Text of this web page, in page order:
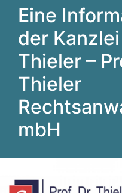
Eine
der
Thieler –
Thieler
mbH